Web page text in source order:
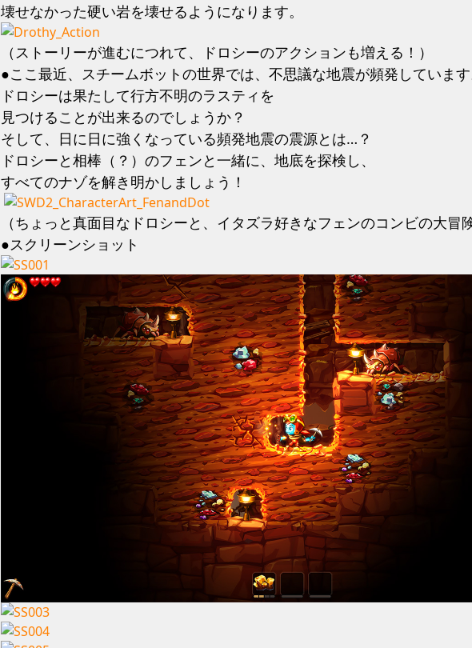
壊せなかった硬い岩を壊せるようになります。
（ストーリーが進むにつれて、ドロシーのアクションも増える！）
●ここ最近、スチームボットの世界では、不思議な地震が頻発していま
ドロシーは果たして行方不明のラスティを
見つけることが出来るのでしょうか？
そして、日に日に強くなっている頻発地震の震源とは…？
ドロシーと相棒（？）のフェンと一緒に、地底を探検し、
すべてのナゾを解き明かしましょう！
（ちょっと真面目なドロシーと、イタズラ好きなフェンのコンビの大冒
●スクリーンショット